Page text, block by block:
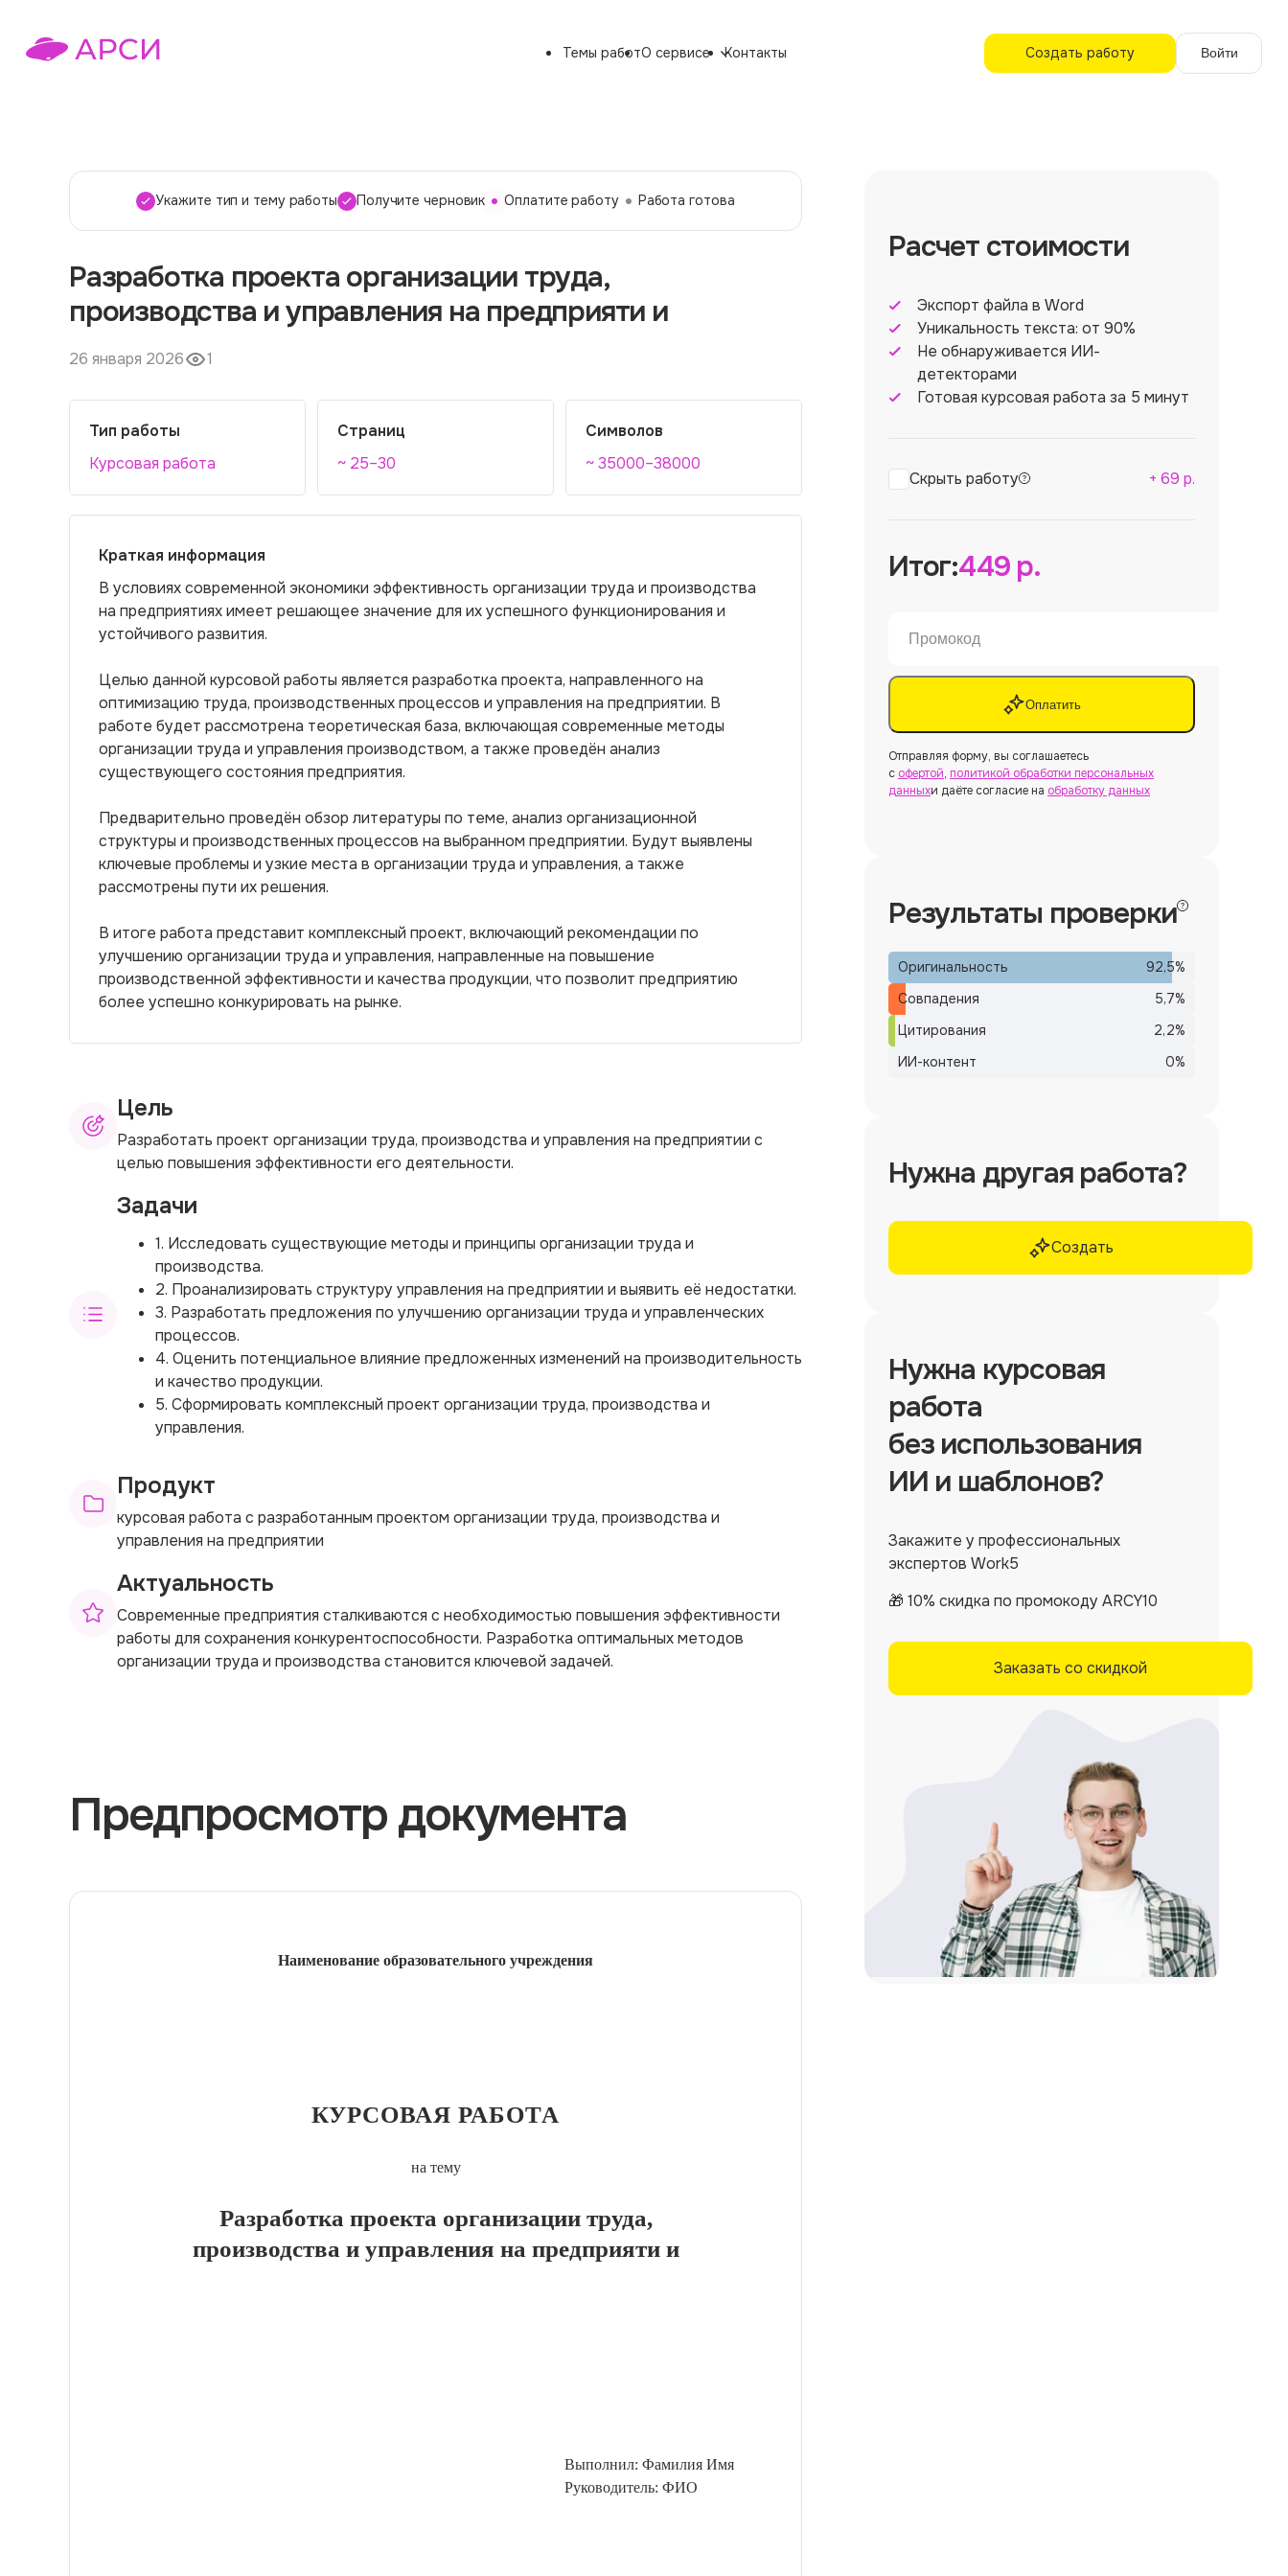
Темы работО сервисе Контакты Создать работу Войти
Укажите тип и тему работы Получите черновик Оплатите работу Работа готова
Разработка проекта организации труда,
производства и управления на предприяти и
26 января 2026 1
Тип работы
Курсовая работа
Страниц
~ 25–30
Символов
~ 35000–38000
Краткая информация
В условиях современной экономики эффективность организации труда и производства
на предприятиях имеет решающее значение для их успешного функционирования и
устойчивого развития.
Целью данной курсовой работы является разработка проекта, направленного на
оптимизацию труда, производственных процессов и управления на предприятии. В
работе будет рассмотрена теоретическая база, включающая современные методы
организации труда и управления производством, а также проведён анализ
существующего состояния предприятия.
Предварительно проведён обзор литературы по теме, анализ организационной
структуры и производственных процессов на выбранном предприятии. Будут выявлены
ключевые проблемы и узкие места в организации труда и управления, а также
рассмотрены пути их решения.
В итоге работа представит комплексный проект, включающий рекомендации по
улучшению организации труда и управления, направленные на повышение
производственной эффективности и качества продукции, что позволит предприятию
более успешно конкурировать на рынке.
Цель
Разработать проект организации труда, производства и управления на предприятии с
целью повышения эффективности его деятельности.
Задачи
1. Исследовать существующие методы и принципы организации труда и
производства.
2. Проанализировать структуру управления на предприятии и выявить её недостатки.
3. Разработать предложения по улучшению организации труда и управленческих
процессов.
4. Оценить потенциальное влияние предложенных изменений на производительность
и качество продукции.
5. Сформировать комплексный проект организации труда, производства и
управления.
Продукт
курсовая работа с разработанным проектом организации труда, производства и
управления на предприятии
Актуальность
Современные предприятия сталкиваются с необходимостью повышения эффективности
работы для сохранения конкурентоспособности. Разработка оптимальных методов
организации труда и производства становится ключевой задачей.
Предпросмотр документа
Наименование образовательного учреждения
КУРСОВАЯ РАБОТА
на тему
Разработка проекта организации труда,
производства и управления на предприяти и
Выполнил: Фамилия Имя
Руководитель: ФИО
Расчет стоимости
Экспорт файла в Word
Уникальность текста: от 90%
Не обнаруживается ИИ-
детекторами
Готовая курсовая работа за 5 минут
Скрыть работу + 69 р.
Итог:449р.
Оплатить
Отправляя форму, вы соглашаетесь
с офертой, политикой обработки персональных
данныхи даёте согласие на обработку данных
Результаты проверки
Оригинальность 92,5%
Совпадения
5,7%
Цитирования
2,2%
ИИ-контент
0%
Нужна другая работа?
Создать
Нужна курсовая
работа
без использования
ИИ и шаблонов?
Закажите у профессиональных
экспертов Work5
🎁 10% скидка по промокоду ARCY10
Заказать со скидкой